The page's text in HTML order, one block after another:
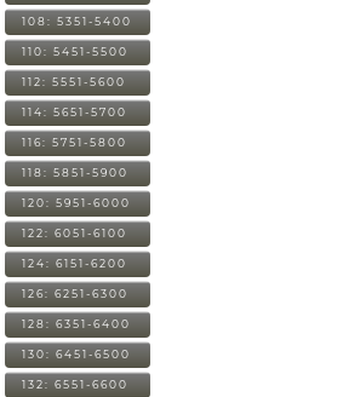
108: 5351-5400
110: 5451-5500
112: 5551-5600
114: 5651-5700
116: 5751-5800
118: 5851-5900
120: 5951-6000
122: 6051-6100
124: 6151-6200
126: 6251-6300
128: 6351-6400
130: 6451-6500
132: 6551-6600